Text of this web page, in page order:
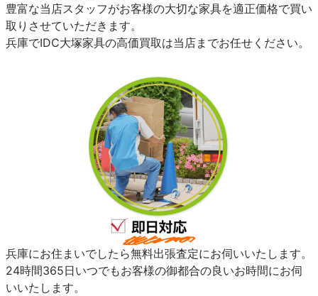
豊富な当店スタッフがお客様の大切な家具を適正価格で買い
取りさせていただきます。
兵庫でIDC大塚家具の高価買取は当店までお任せください。
兵庫にお住まいでしたら無料出張査定にお伺いいたします。
24時間365日いつでもお客様の御都合の良いお時間にお伺
いいたします。